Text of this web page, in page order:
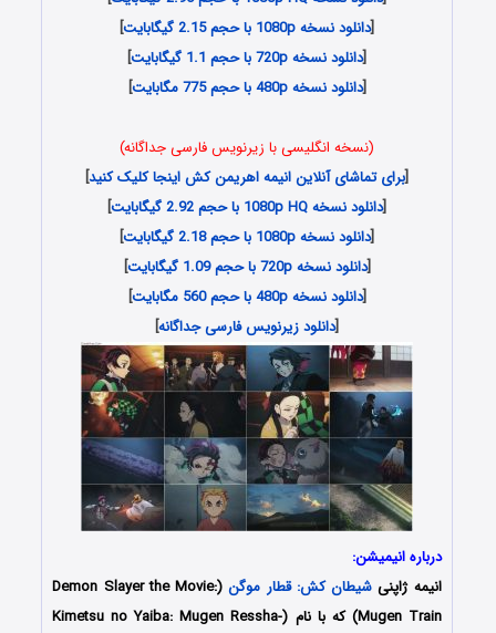
[دانلود نسخه 1080p با حجم 2.15 گیگابایت
]
[دانلود نسخه 720p با حجم 1.1 گیگابایت
]
[دانلود نسخه 480p با حجم 775 مگابایت ]
(نسخه انگلیسی با زیرنویس فارسی جداگانه)
[برای تماشای آنلاین انیمه اهریمن کش اینجا کلیک کنید]
[دانلود نسخه 1080p HQ با حجم 2.92 گیگابایت
]
[دانلود نسخه 1080p با حجم 2.18 گیگابایت
]
[دانلود نسخه 720p با حجم 1.09 گیگابایت
]
[دانلود نسخه 480p با حجم 560 مگابایت
]
[دانلود زیرنویس فارسی جداگانه]
درباره انیمیشن:
انیمه ژاپنی شیطان کش: قطار موگن (Demon Slayer the Movie:
Mugen Train) که با نام (Kimetsu no Yaiba: Mugen Ressha-